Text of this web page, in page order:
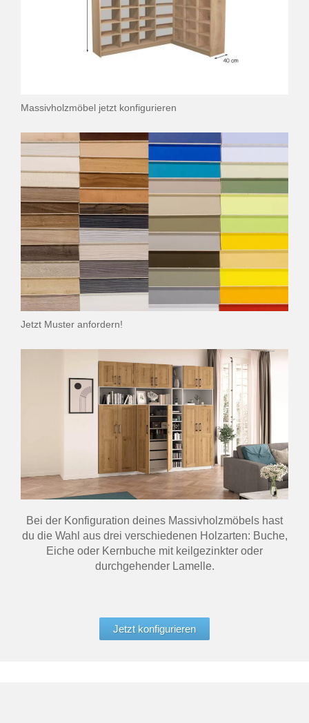
Massivholzmöbel jetzt konfigurieren
Jetzt Muster anfordern!
Bei der Konfiguration deines Massivholzmöbels hast
du die Wahl aus drei verschiedenen Holzarten: Buche,
Eiche oder Kernbuche mit keilgezinkter oder
durchgehender Lamelle.
Jetzt konfigurieren